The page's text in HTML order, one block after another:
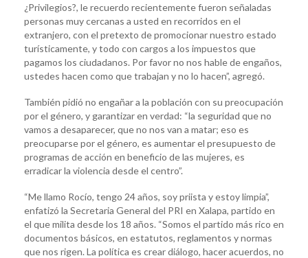
¿Privilegios?, le recuerdo recientemente fueron señaladas
personas muy cercanas a usted en recorridos en el
extranjero, con el pretexto de promocionar nuestro estado
turísticamente, y todo con cargos a los impuestos que
pagamos los ciudadanos. Por favor no nos hable de engaños,
ustedes hacen como que trabajan y no lo hacen”, agregó.
También pidió no engañar a la población con su preocupación
por el género, y garantizar en verdad: “la seguridad que no
vamos a desaparecer, que no nos van a matar; eso es
preocuparse por el género, es aumentar el presupuesto de
programas de acción en beneficio de las mujeres, es
erradicar la violencia desde el centro”.
“Me llamo Rocío, tengo 24 años, soy priista y estoy limpia”,
enfatizó la Secretaria General del PRI en Xalapa, partido en
el que milita desde los 18 años. “Somos el partido más rico en
documentos básicos, en estatutos, reglamentos y normas
que nos rigen. La política es crear diálogo, hacer acuerdos, no